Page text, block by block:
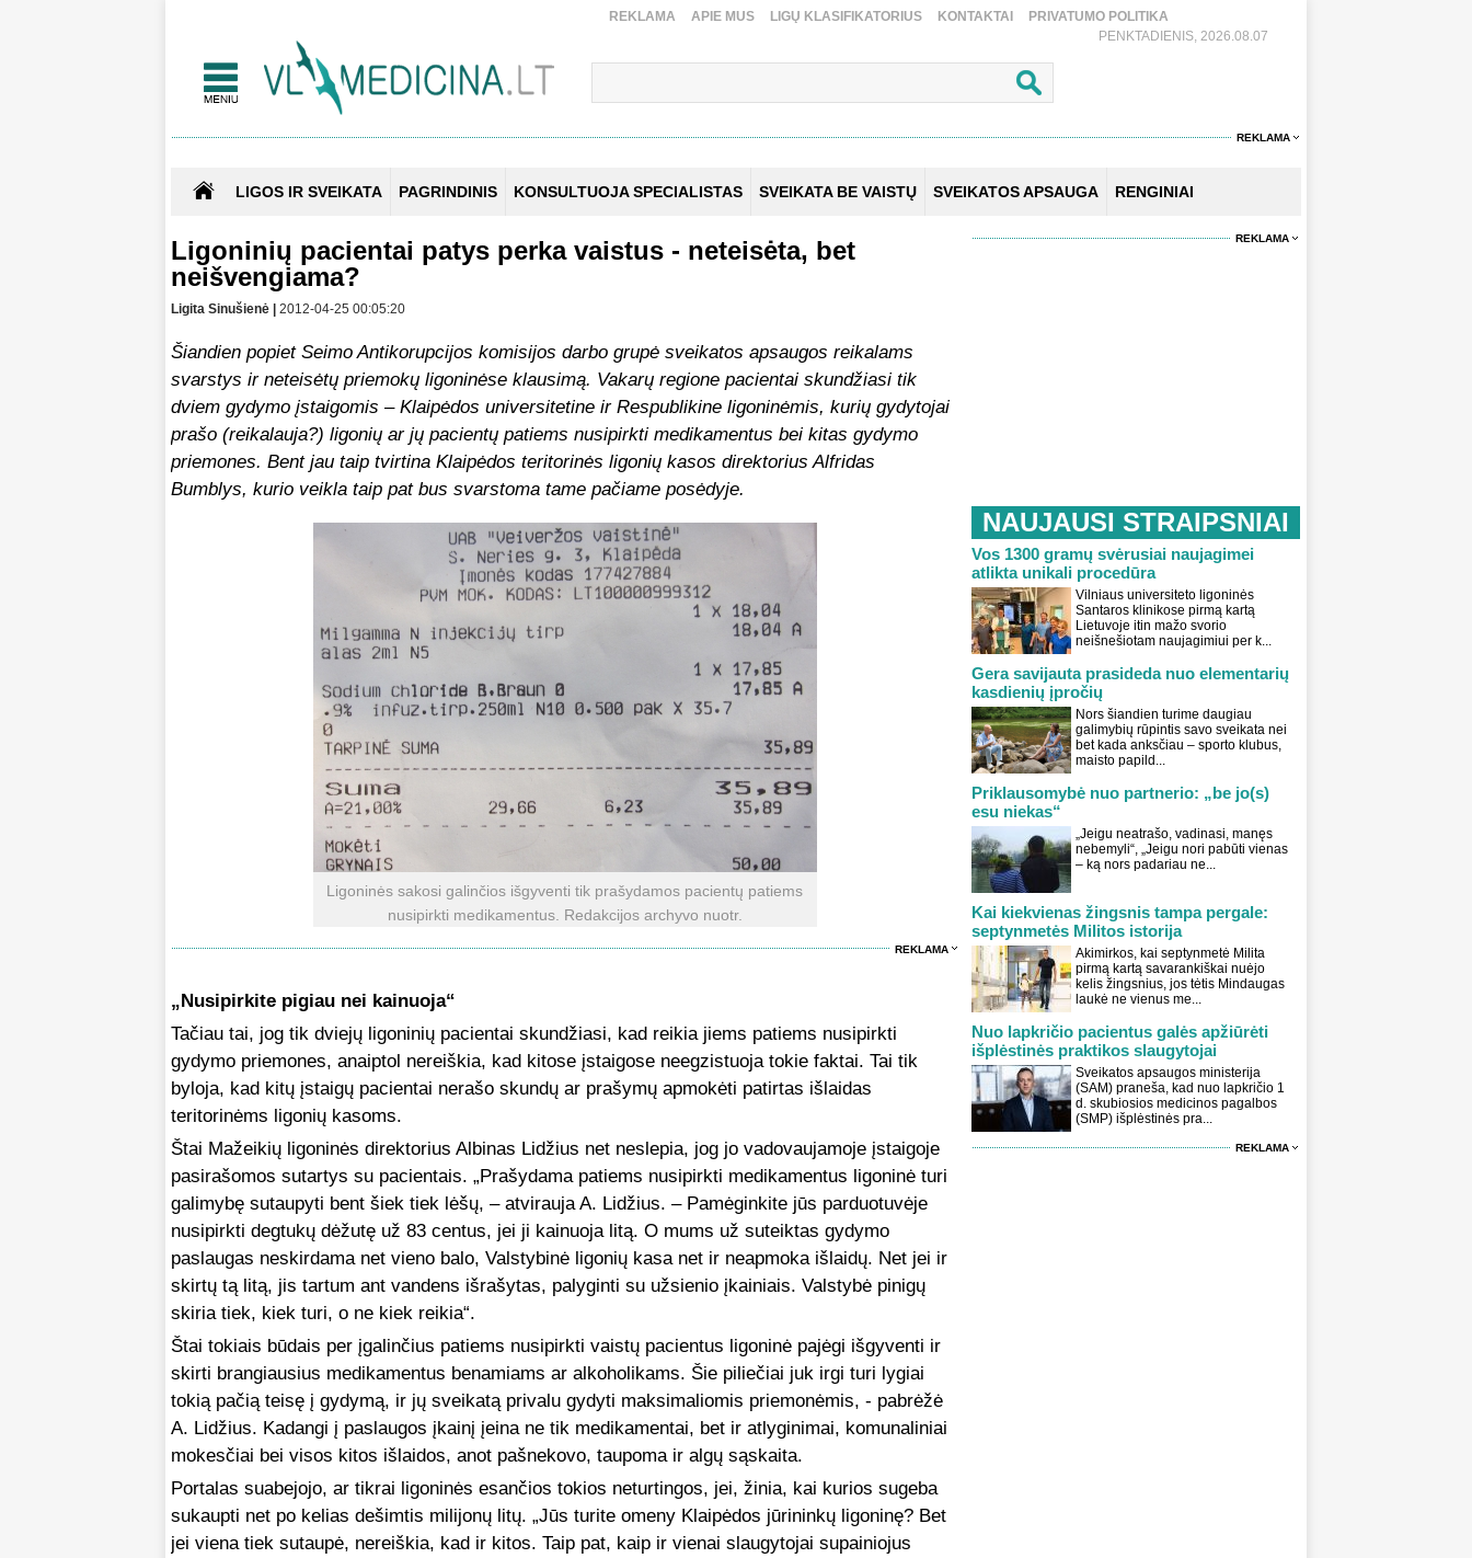
REKLAMA APIE MUS LIGŲ KLASIFIKATORIUS KONTAKTAI
PRIVATUMO POLITIKA
PENKTADIENIS, 2026.08.07
REKLAMA
LIGOS IR SVEIKATA PAGRINDINIS KONSULTUOJA SPECIALISTAS SVEIKATA BE VAISTŲ SVEIKATOS APSAUGA RENGINIAI
Ligoninių pacientai patys perka vaistus - neteisėta, bet
neišvengiama?
Ligita Sinušienė | 2012-04-25 00:05:20
Šiandien popiet Seimo Antikorupcijos komisijos darbo grupė sveikatos apsaugos reikalams
svarstys ir neteisėtų priemokų ligoninėse klausimą. Vakarų regione pacientai skundžiasi tik
dviem gydymo įstaigomis – Klaipėdos universitetine ir Respublikine ligoninėmis, kurių gydytojai
prašo (reikalauja?) ligonių ar jų pacientų patiems nusipirkti medikamentus bei kitas gydymo
priemones. Bent jau taip tvirtina Klaipėdos teritorinės ligonių kasos direktorius Alfridas
Bumblys, kurio veikla taip pat bus svarstoma tame pačiame posėdyje.
Ligoninės sakosi galinčios išgyventi tik prašydamos pacientų patiems
nusipirkti medikamentus. Redakcijos archyvo nuotr.
REKLAMA
„Nusipirkite pigiau nei kainuoja“
Tačiau tai, jog tik dviejų ligoninių pacientai skundžiasi, kad reikia jiems patiems nusipirkti
gydymo priemones, anaiptol nereiškia, kad kitose įstaigose neegzistuoja tokie faktai. Tai tik
byloja, kad kitų įstaigų pacientai nerašo skundų ar prašymų apmokėti patirtas išlaidas
teritorinėms ligonių kasoms.
Štai Mažeikių ligoninės direktorius Albinas Lidžius net neslepia, jog jo vadovaujamoje įstaigoje
pasirašomos sutartys su pacientais. „Prašydama patiems nusipirkti medikamentus ligoninė turi
galimybę sutaupyti bent šiek tiek lėšų, – atvirauja A. Lidžius. – Pamėginkite jūs parduotuvėje
nusipirkti degtukų dėžutę už 83 centus, jei ji kainuoja litą. O mums už suteiktas gydymo
paslaugas neskirdama net vieno balo, Valstybinė ligonių kasa net ir neapmoka išlaidų. Net jei ir
skirtų tą litą, jis tartum ant vandens išrašytas, palyginti su užsienio įkainiais. Valstybė pinigų
skiria tiek, kiek turi, o ne kiek reikia“.
Štai tokiais būdais per įgalinčius patiems nusipirkti vaistų pacientus ligoninė pajėgi išgyventi ir
skirti brangiausius medikamentus benamiams ar alkoholikams. Šie piliečiai juk irgi turi lygiai
tokią pačią teisę į gydymą, ir jų sveikatą privalu gydyti maksimaliomis priemonėmis, - pabrėžė
A. Lidžius. Kadangi į paslaugos įkainį įeina ne tik medikamentai, bet ir atlyginimai, komunaliniai
mokesčiai bei visos kitos išlaidos, anot pašnekovo, taupoma ir algų sąskaita.
Portalas suabejojo, ar tikrai ligoninės esančios tokios neturtingos, jei, žinia, kai kurios sugeba
sukaupti net po kelias dešimtis milijonų litų. „Jūs turite omeny Klaipėdos jūrininkų ligoninę? Bet
jei viena tiek sutaupė, nereiškia, kad ir kitos. Taip pat, kaip ir vienai slaugytojai supainiojus
REKLAMA
NAUJAUSI STRAIPSNIAI
Vos 1300 gramų svėrusiai naujagimei
atlikta unikali procedūra
Vilniaus universiteto ligoninės
Santaros klinikose pirmą kartą
Lietuvoje itin mažo svorio
neišnešiotam naujagimiui per k...
Gera savijauta prasideda nuo elementarių
kasdienių įpročių
Nors šiandien turime daugiau
galimybių rūpintis savo sveikata nei
bet kada anksčiau – sporto klubus,
maisto papild...
Priklausomybė nuo partnerio: „be jo(s)
esu niekas“
„Jeigu neatrašo, vadinasi, manęs
nebemyli“, „Jeigu nori pabūti vienas
– ką nors padariau ne...
Kai kiekvienas žingsnis tampa pergale:
septynmetės Militos istorija
Akimirkos, kai septynmetė Milita
pirmą kartą savarankiškai nuėjo
kelis žingsnius, jos tėtis Mindaugas
laukė ne vienus me...
Nuo lapkričio pacientus galės apžiūrėti
išplėstinės praktikos slaugytojai
Sveikatos apsaugos ministerija
(SAM) praneša, kad nuo lapkričio 1
d. skubiosios medicinos pagalbos
(SMP) išplėstinės pra...
REKLAMA